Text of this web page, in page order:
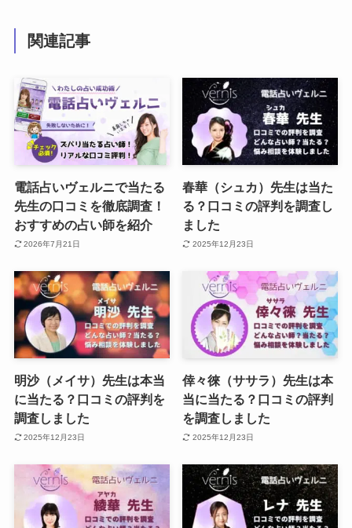
関連記事
電話占いヴェルニで当たる
先生の口コミを徹底調査！
おすすめの占い師を紹介
2026年7月21日
春華（シュカ）先生は当た
る？口コミの評判を調査し
ました
2025年12月23日
明沙（メイサ）先生は本当
に当たる？口コミの評判を
調査しました
2025年12月23日
倖々徠（ササラ）先生は本
当に当たる？口コミの評判
を調査しました
2025年12月23日